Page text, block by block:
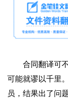
合同翻译可不
可能就谬以千里
员，结果出了问